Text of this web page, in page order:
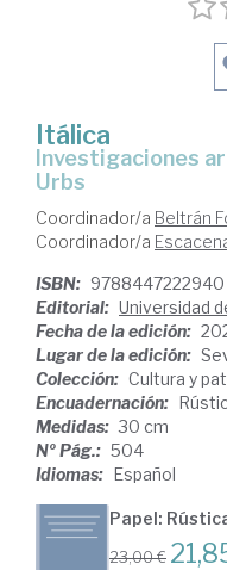
Itálica
investigaciones arqueológicas en la Vetus
Urbs
Coordinador/a Beltrán
Coordinador/a
ISBN: 9788447222940
Editorial: Universidad
Fecha de la edición:
Lugar de la edición:
Colección: Cultura y
Encuadernación:
Medidas: 30 cm
Nº Pág.: 504
Idiomas: Español
Papel:
23,00 €